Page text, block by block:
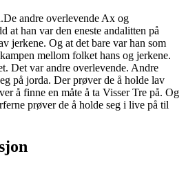
andre overlevende Ax og
at han var den eneste andalitten på
jerkene. Og at det bare var han som
mellom folket hans og jerkene.
Det var andre overlevende. Andre
på jorda. Der prøver de å holde lav
å finne en måte å ta Visser Tre på. Og
prøver de å holde seg i live på til